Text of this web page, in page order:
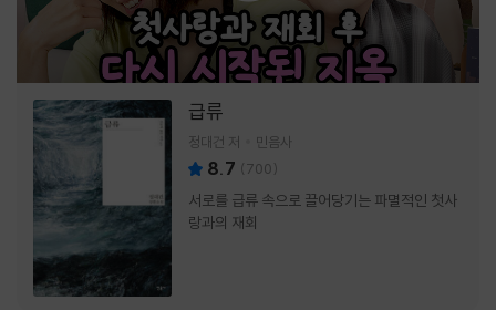
급류
정대건 저 민음사
8.7 (700)
서로를 급류 속으로 끌어당기는 파멸적인 첫사
랑과의 재회